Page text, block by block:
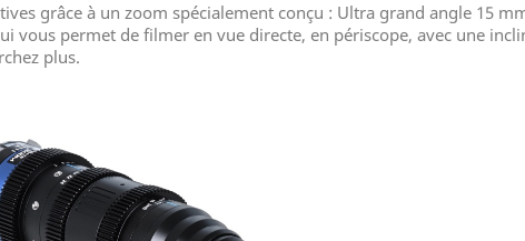
grâce à un zoom spécialement conçu : Ultra grand angle 15
vous permet de filmer en vue directe, en périscope, avec une
plus.